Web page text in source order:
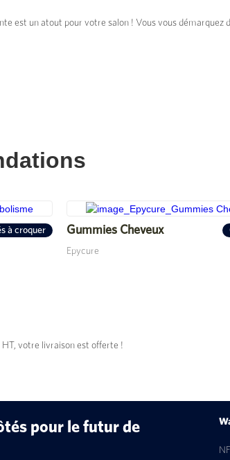
est un atout pour votre salon ! Vous vous démarquez
à croquer Gummies Cheveux
Epycure
votre livraison est offerte !
pour le futur de